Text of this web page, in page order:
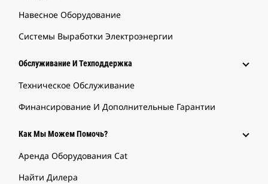
Навесное Оборудование
Системы Выработки Электроэнергии
Обслуживание И Техподдержка
Техническое Обслуживание
Финансирование И Дополнительные Гарантии
Как Мы Можем Помочь?
Аренда Оборудования Cat
Найти Дилера